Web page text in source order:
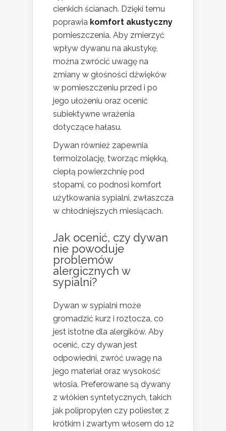
cienkich ścianach. Dzięki temu
poprawia komfort akustyczny
pomieszczenia. Aby zmierzyć
wpływ dywanu na akustykę,
można zwrócić uwagę na
zmiany w głośności dźwięków
w pomieszczeniu przed i po
jego ułożeniu oraz ocenić
subiektywne wrażenia
dotyczące hałasu.
Dywan również zapewnia
termoizolację, tworząc miękką,
ciepłą powierzchnię pod
stopami, co podnosi komfort
użytkowania sypialni, zwłaszcza
w chłodniejszych miesiącach.
Jak ocenić, czy dywan
nie powoduje
problemów
alergicznych w
sypialni?
Dywan w sypialni może
gromadzić kurz i roztocza, co
jest istotne dla alergików. Aby
ocenić, czy dywan jest
odpowiedni, zwróć uwagę na
jego materiał oraz wysokość
włosia. Preferowane są dywany
z włókien syntetycznych, takich
jak polipropylen czy poliester, z
krótkim i zwartym włosem do 12